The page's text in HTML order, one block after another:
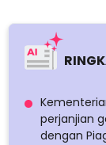
perjanjian
dengan